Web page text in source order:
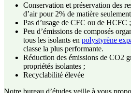
Conservation et préservation des
d’air pour 2% de matière
Pas d’usage de CFC ou de HCFC ;
Peu d’émissions de composés
tous les isolants en polystyrène
classe la plus performante.
Réduction des émissions de CO2
propriétés isolantes ;
Recyclabilité élevée
Notre bureau d’études veille à vous